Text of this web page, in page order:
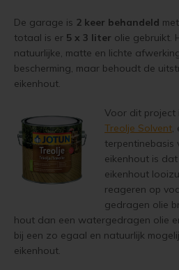
Schutting behandelen
Schutting olien
Schutting verven
Eikenhout behandelen
Eikenhout beitsen
Tuinhuis verven met Jotun Demidekk
Beste buitenverf voor tuinhuis en schuur
Blokhut impregneren en beitsen
Red Cedar kleur behouden
Red Cedar behandelen en de vergrijzing
Red Cedar Olympic Stain Alternatief
Olympic Oil Stain 704 overschilderen
De garage is 2 keer behandeld
totaal is er 5 x 3 liter olie gebruikt.
natuurlijke, matte en lichte
bescherming, maar behoudt de
eikenhout.
Voor dit project
Treolje Solvent,
terpentinebasis
eikenhout is
eikenhout
reageren op
gedragen olie
hout dan een watergedragen olie
bij een zo egaal en natuurlijk
eikenhout.